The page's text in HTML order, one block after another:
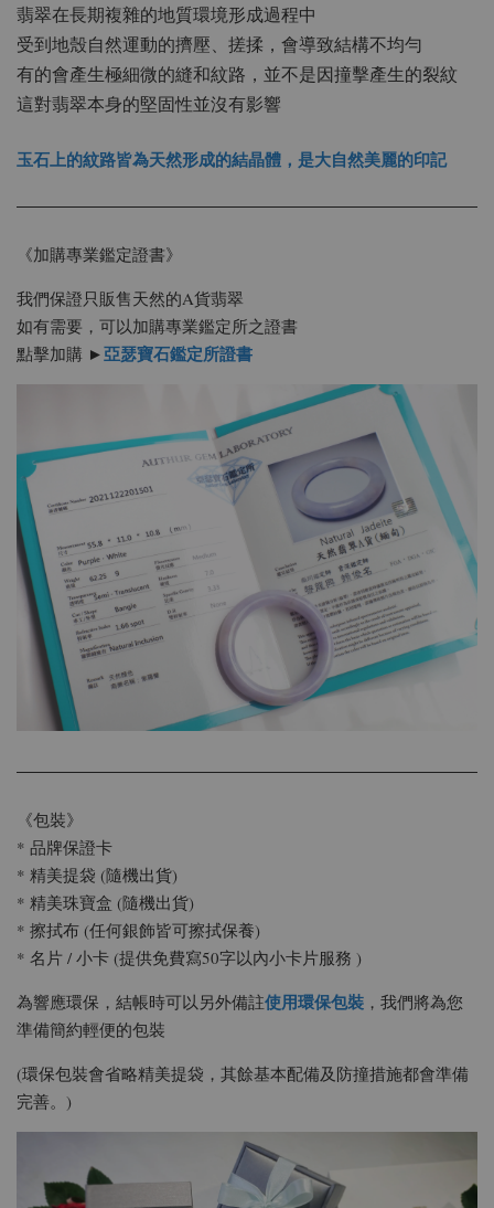
翡翠在長期複雜的地質環境形成過程中
受到地殼自然運動的擠壓、搓揉，會導致結構不均勻
有的會產生極細微的縫和紋路，並不是因撞擊產生的裂紋
這對翡翠本身的堅固性並沒有影響
玉石上的紋路皆為天然形成的結晶體，是大自然美麗的印記
《加購專業鑑定證書》
我們保證只販售天然的A貨翡翠
如有需要，可以加購專業鑑定所之證書
點擊加購 ►亞瑟寶石鑑定所證書
《包裝》
* 品牌保證卡
* 精美提袋 (隨機出貨)
* 精美珠寶盒 (隨機出貨)
* 擦拭布 (任何銀飾皆可擦拭保養)
* 名片 / 小卡 (提供免費寫50字以內小卡片服務 )
為響應環保，結帳時可以另外備註使用環保包裝 ，我們將為您
準備簡約輕便的包裝
(環保包裝會省略精美提袋，其餘基本配備及防撞措施都會準備
完善。)